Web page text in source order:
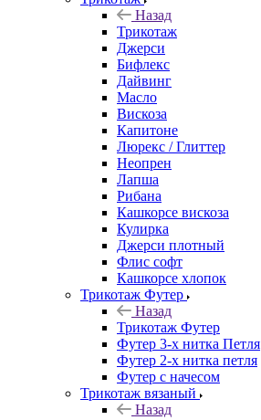
Назад
Трикотаж
Джерси
Бифлекс
Дайвинг
Масло
Вискоза
Капитоне
Люрекс / Глиттер
Неопрен
Лапша
Рибана
Кашкорсе вискоза
Кулирка
Джерси плотный
Флис софт
Кашкорсе хлопок
Трикотаж Футер
Назад
Трикотаж Футер
Футер 3-х нитка Петля
Футер 2-х нитка петля
Футер с начесом
Трикотаж вязаный
Назад